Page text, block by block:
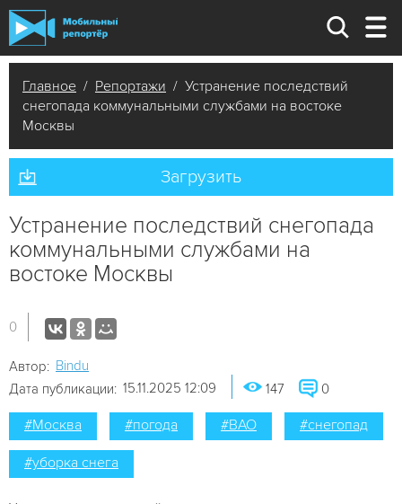
Главное / Репортажи / Устранение последствий
снегопада коммунальными службами на востоке
Москвы
Загрузить
Устранение последствий снегопада
коммунальными службами на
востоке Москвы
0
Автор: Bindu
Дата публикации: 15.11.2025 12:09 147 0
#Москва #погода #ВАО #снегопад
#уборка снега